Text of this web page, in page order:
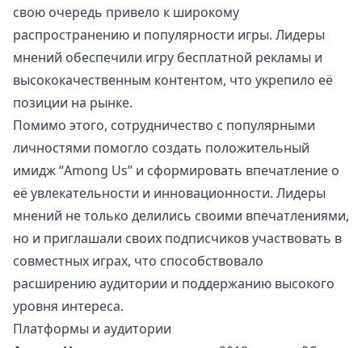
свою очередь привело к широкому
распространению и популярности игры. Лидеры
мнений обеспечили игру бесплатной рекламы и
высококачественным контентом, что укрепило её
позиции на рынке.
Помимо этого, сотрудничество с популярными
личностями помогло создать положительный
имидж “Among Us” и сформировать впечатление о
её увлекательности и инновационности. Лидеры
мнений не только делились своими впечатлениями,
но и приглашали своих подписчиков участвовать в
совместных играх, что способствовало
расширению аудитории и поддержанию высокого
уровня интереса.
Платформы и аудитории